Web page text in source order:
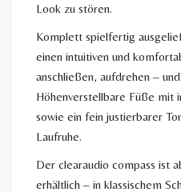
Look zu stören.
Komplett spielfertig
einen intuitiven und
anschließen, aufdrehen –
Höhenverstellbare Füße mit
sowie ein fein justierbarer
Laufruhe.
Der clearaudio compass ist
erhältlich – in klassischem